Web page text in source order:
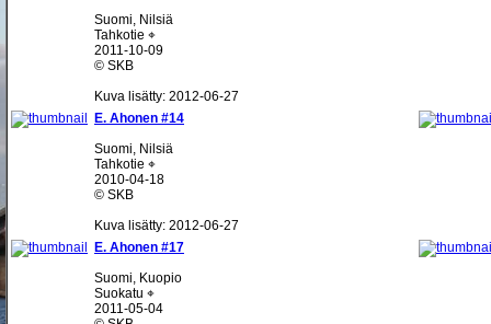
Suomi, Nilsiä
Tahkotie ⌖
2011-10-09
© SKB
Kuva lisätty: 2012-06-27
E. Ahonen #14
Suomi, Nilsiä
Tahkotie ⌖
2010-04-18
© SKB
Kuva lisätty: 2012-06-27
E. Ahonen #17
Suomi, Kuopio
Suokatu ⌖
2011-05-04